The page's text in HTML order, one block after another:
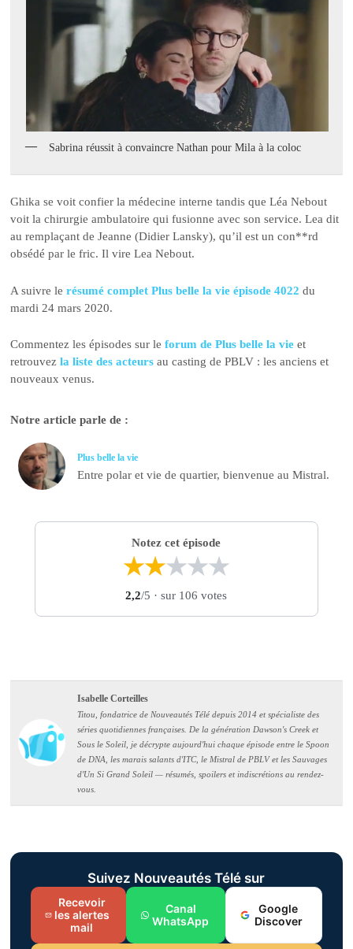
Sabrina réussit à convaincre Nathan pour Mila à la coloc
Ghika se voit confier la médecine interne tandis que Léa Nebout
voit la chirurgie ambulatoire qui fusionne avec son service. Lea dit
au remplaçant de Jeanne (Didier Lansky), qu’il est un con**rd
obsédé par le fric. Il vire Lea Nebout.
A suivre lerésumé complet Plus belle la vie épisode 4022 du
mardi 24 mars 2020.
Commentez les épisodes sur le forum de Plus belle la vie et
retrouvezla liste des acteurs au casting de PBLV : les anciens et
nouveaux venus.
Notre article parle de :
Plus belle la vie
Entre polar et vie de quartier, bienvenue au Mistral.
Notez cet épisode
★★★★★
2,2/5 · sur 106 votes
Isabelle Corteilles
Titou, fondatrice de Nouveautés Télé depuis 2014 et spécialiste des
séries quotidiennes françaises. De la génération Dawson's Creek et
Sous le Soleil, je décrypte aujourd'hui chaque épisode entre le Spoon
de DNA, les marais salants d'ITC, le Mistral de PBLV et les Sauvages
d'Un Si Grand Soleil — résumés, spoilers et indiscrétions au rendez-
vous.
Suivez Nouveautés Télé sur
Recevoir
les alertes
mail
Canal
WhatsApp
Google
Discover